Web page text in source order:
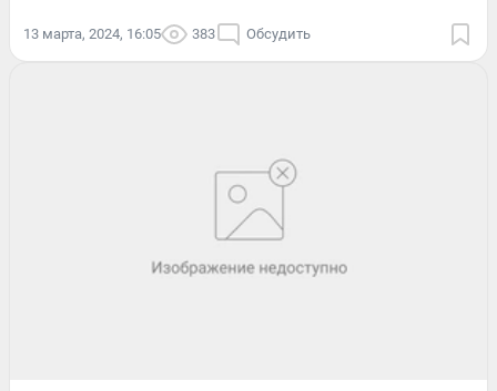
13 марта, 2024, 16:05 383 Обсудить